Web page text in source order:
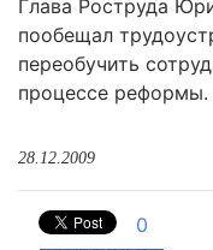
Глава Роструда
пообещал
переобучить
процессе реформы.
28.12.2009
0